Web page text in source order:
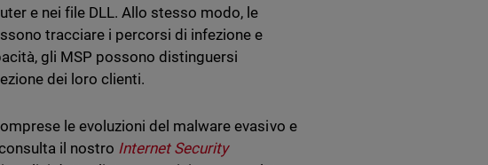
e nei file DLL. Allo stesso modo, le
tracciare i percorsi di infezione e
gli MSP possono distinguersi
dei loro clienti.
le evoluzioni del malware evasivo e
il nostro Internet Security